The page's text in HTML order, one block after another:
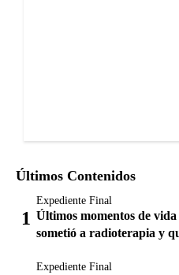
Últimos Contenidos
Expediente Final
Últimos momentos de
sometió a radioterapia y
Expediente Final